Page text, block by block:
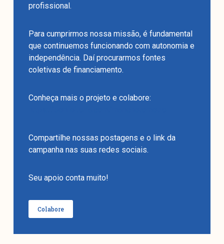
profissional.
Para cumprirmos nossa missão, é fundamental
que continuemos funcionando com autonomia e
independência. Daí procurarmos fontes
coletivas de financiamento.
Conheça mais o projeto e colabore:
Compartilhe nossas postagens e o link da
campanha nas suas redes sociais.
Seu apoio conta muito!
Colabore